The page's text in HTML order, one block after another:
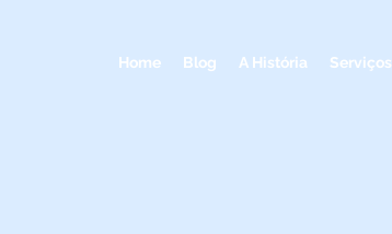
Home Blog A História Serviços